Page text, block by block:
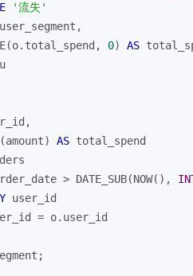
'流失'
user_segment,
(o.total_spend, 0) AS
(amount) AS total_spend
> DATE_SUB(NOW(),
user_id
= o.user_id